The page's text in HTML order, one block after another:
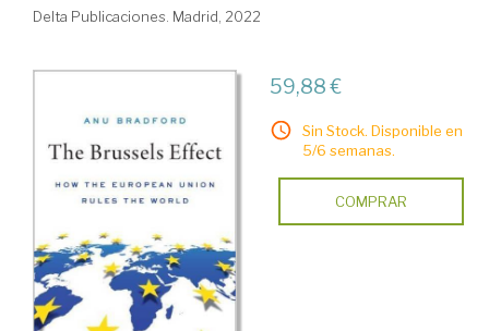
Delta Publicaciones. Madrid, 2022
59,88 €
Sin Stock. Disponible en
5/6 semanas.
COMPRAR